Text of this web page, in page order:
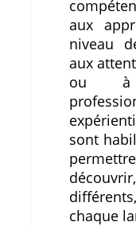
aux
niveau
aux
ou à
sont
chaque